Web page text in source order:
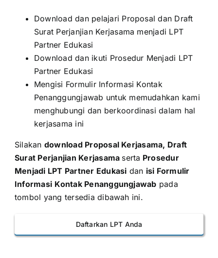
Download dan pelajari Proposal dan Draft
Surat Perjanjian Kerjasama menjadi LPT
Partner Edukasi
Download dan ikuti Prosedur Menjadi LPT
Partner Edukasi
Mengisi Formulir Informasi Kontak
Penanggungjawab untuk memudahkan kami
menghubungi dan berkoordinasi dalam hal
kerjasama ini
Silakan download Proposal Kerjasama, Draft
Surat Perjanjian Kerjasama serta Prosedur
Menjadi LPT Partner Edukasi dan isi Formulir
Informasi Kontak Penanggungjawab pada
tombol yang tersedia dibawah ini.
Daftarkan LPT Anda